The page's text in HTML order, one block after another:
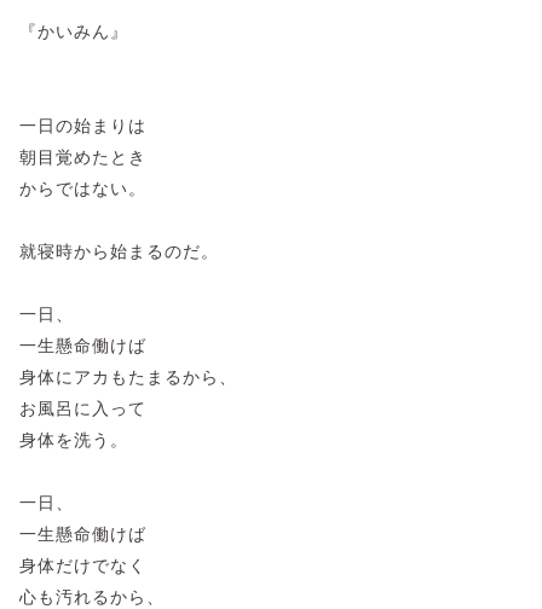
『かいみん』
一日の始まりは
朝目覚めたとき
からではない。
就寝時から始まるのだ。
一日、
一生懸命働けば
身体にアカもたまるから、
お風呂に入って
身体を洗う。
一日、
一生懸命働けば
身体だけでなく
心も汚れるから、